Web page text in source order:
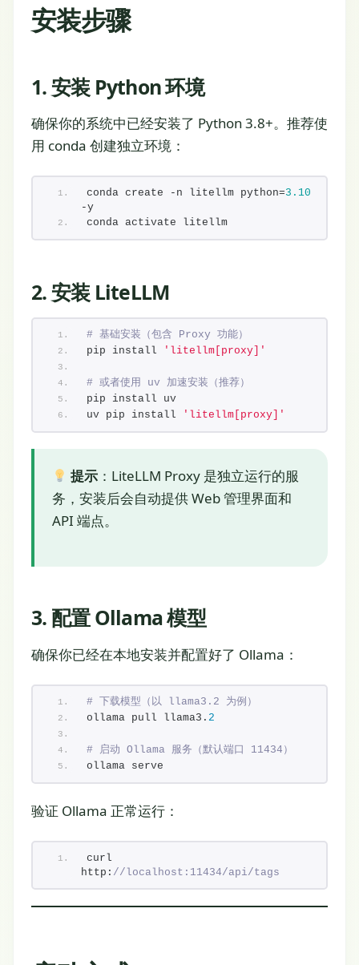
安装步骤
1. 安装 Python 环境
确保你的系统中已经安装了 Python 3.8+。推荐使
用 conda 创建独立环境：
conda create -n litellm python=3.10
-y
conda activate litellm
2. 安装 LiteLLM
# 基础安装（包含 Proxy 功能）
pip install
'litellm[proxy]'
# 或者使用 uv 加速安装（推荐）
pip install uv
uv pip install
'litellm[proxy]'
提示 ：LiteLLM Proxy 是独立运行的服
务，安装后会自动提供 Web 管理界面和
API 端点。
3. 配置 Ollama 模型
确保你已经在本地安装并配置好了 Ollama：
# 下载模型（以 llama3.2 为例）
ollama pull llama3. 2
# 启动 Ollama 服务（默认端口 11434）
ollama serve
验证 Ollama 正常运行：
curl
http: //localhost:11434/api/tags